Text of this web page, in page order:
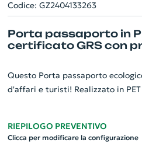
Codice: GZ2404133263
Porta passaporto in
certificato GRS con
Questo Porta passaporto
d'affari e turisti! Realizzato in
possibili violazioni.
RIEPILOGO PREVENTIVO
Clicca per modificare la configurazione